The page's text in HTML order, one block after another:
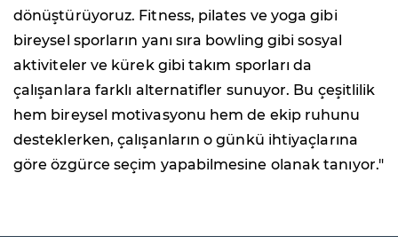
dönüştürüyoruz. Fitness, pilates ve yoga gibi
bireysel sporların yanı sıra bowling gibi sosyal
aktiviteler ve kürek gibi takım sporları da
çalışanlara farklı alternatifler sunuyor. Bu çeşitlilik
hem bireysel motivasyonu hem de ekip ruhunu
desteklerken, çalışanların o günkü ihtiyaçlarına
göre özgürce seçim yapabilmesine olanak tanıyor."